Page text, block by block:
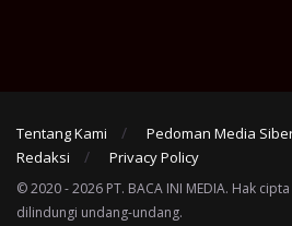
Tentang Kami Pedoman Media
Redaksi
Privacy Policy
© 2020 - 2026 PT. BACA INI MEDIA. Hak
dilindungi undang-undang.